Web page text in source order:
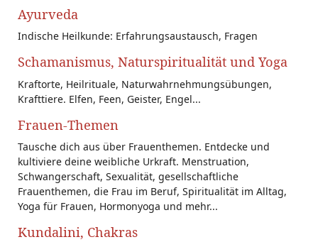
Ayurveda
Indische Heilkunde: Erfahrungsaustausch, Fragen
Schamanismus, Naturspiritualität und Yoga
Kraftorte, Heilrituale, Naturwahrnehmungsübungen,
Krafttiere. Elfen, Feen, Geister, Engel...
Frauen-Themen
Tausche dich aus über Frauenthemen. Entdecke und
kultiviere deine weibliche Urkraft. Menstruation,
Schwangerschaft, Sexualität, gesellschaftliche
Frauenthemen, die Frau im Beruf, Spiritualität im Alltag,
Yoga für Frauen, Hormonyoga und mehr...
Kundalini, Chakras